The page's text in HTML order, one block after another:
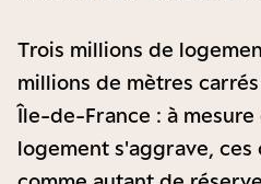
Trois millions de
millions de mètres
Île-de-France : à
logement s'aggrave,